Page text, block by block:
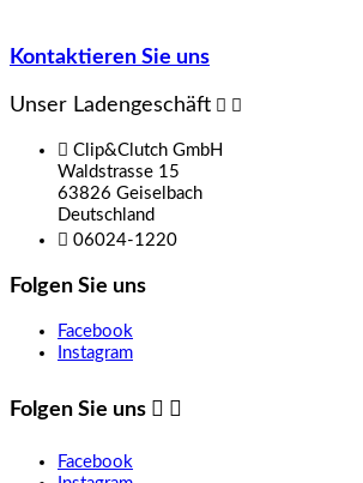
Kontaktieren Sie uns
Unser Ladengeschäft  
 Clip&Clutch GmbH
Waldstrasse 15
63826 Geiselbach
Deutschland
 06024-1220
Folgen Sie uns
Facebook
Instagram
Folgen Sie uns  
Facebook